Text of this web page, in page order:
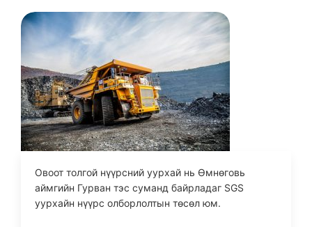
Овоот толгой нүүрсний уурхай нь Өмнөговь
аймгийн Гурван тэс суманд байрладаг SGS
уурхайн нүүрс олборлолтын төсөл юм.